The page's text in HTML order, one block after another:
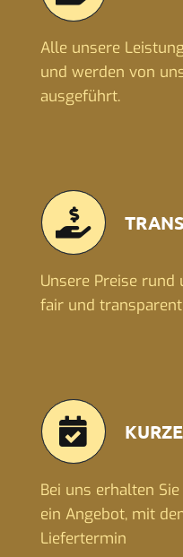
Alle unsere
und werden von
ausgeführt.
Unsere Preise rund
fair und
Bei uns erhalten
ein Angebot, mit
Liefertermin